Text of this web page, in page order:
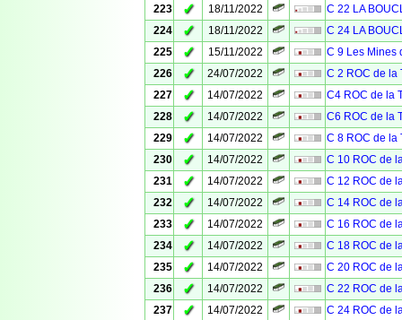
223
✓ 18/11/2022
C 22 LA
224
✓ 18/11/2022
C 24 LA
225
✓ 15/11/2022
C 9 Les Mines
226
✓ 24/07/2022
C 2 ROC de la
227
✓ 14/07/2022
C4 ROC de la
228
✓ 14/07/2022
C6 ROC de la
229
✓ 14/07/2022
C 8 ROC de la
230
✓ 14/07/2022
C 10 ROC de
231
✓ 14/07/2022
C 12 ROC de
232
✓ 14/07/2022
C 14 ROC de
233
✓ 14/07/2022
C 16 ROC de
234
✓ 14/07/2022
C 18 ROC de
235
✓ 14/07/2022
C 20 ROC de
236
✓ 14/07/2022
C 22 ROC de
237
✓ 14/07/2022
C 24 ROC de